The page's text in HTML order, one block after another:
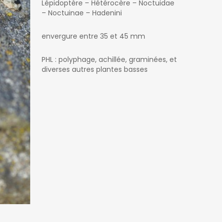
Lépidoptère – Hétérocère – Noctuidae
– Noctuinae – Hadenini
envergure entre 35 et 45 mm
PHL : polyphage, achillée, graminées, et
diverses autres plantes basses